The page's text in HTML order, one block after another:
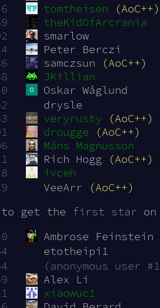
tomtheisen
(AoC++)
theKidOfArcrania
smarlow
Peter Berczi
samczsun
(AoC++)
JKillian
Oskar Wåglund
drysle
veryrusty
(AoC++)
drougge
(AoC++)
Måns Magnusson
Rich Hogg
(AoC++)
ivceh
VeeArr
(AoC++)
to get the first star
Ambrose Feinstein
etotheipi1
(anonymous user
Alex Li
xiaowuc1